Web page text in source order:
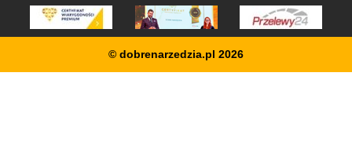
© dobrenarzedzia.pl 2026